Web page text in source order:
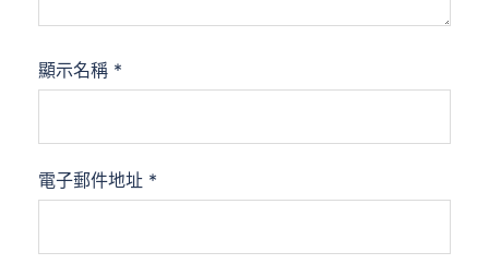
顯示名稱 *
電子郵件地址 *